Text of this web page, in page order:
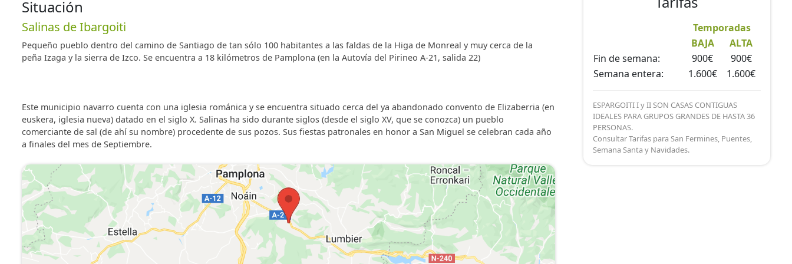
espacio para congelador, tendedor, plancha, hornillo de butano, cafeteras, paellera, etc...
La zona del salón cuenta con un área de relax y descanso con amplios sofás, TV Plasma de 42", DVD con DIV-X y USB,
mini cadena con conexión para iPop, chimenea de leña, juegos de mesa y otros elementos de ocio para los más
El salón tiene acceso directo al porche y jardín donde se encuentra la barbacoa. El porche está equipado con mobiliario
de exterior.
En la primera planta, se pueden encontrar cuatro amplias habitaciones dobles con su propio baño con ducha, radiador,
toallero y secador de pelo.
Segunda Planta
En la planta superior, la casa cuenta con cuatro habitaciones dobles todas ellas abuhardilladas y tres baños. Todas las
habitaciones están provistas de secador de pelo.
Situación
Salinas de Ibargoiti
Pequeño pueblo dentro del camino de Santiago de tan sólo 100 habitantes a las faldas de la Higa de Monreal y muy cerca de la
peña Izaga y la sierra de Izco. Se encuentra a 18 kilómetros de Pamplona (en la Autovía del Pirineo A-21, salida 22)
Este municipio navarro cuenta con una iglesia románica y se encuentra situado cerca del ya abandonado convento de Elizaberria (en
euskera, iglesia nueva) datado en el siglo X. Salinas ha sido durante siglos (desde el siglo XV, que se conozca) un pueblo
comerciante de sal (de ahí su nombre) procedente de sus pozos. Sus fiestas patronales en honor a San Miguel se celebran cada año
a finales del mes de Septiembre.
Temporadas
BAJA
ALTA
Fin de semana:
900€
900€
Semana entera:
1.600€ 1.600€
ESPARGOITI I y II SON CASAS CONTIGUAS
IDEALES PARA GRUPOS GRANDES DE HASTA 36
PERSONAS.
Consultar Tarifas para San Fermines, Puentes,
Semana Santa y Navidades.